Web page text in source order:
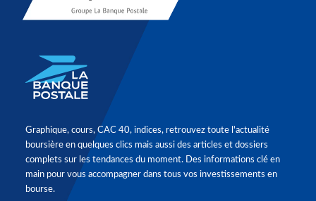
Graphique, cours, CAC 40, indices, retrouvez toute l'actualité
boursière en quelques clics mais aussi des articles et dossiers
complets sur les tendances du moment. Des informations clé en
main pour vous accompagner dans tous vos investissements en
bourse.